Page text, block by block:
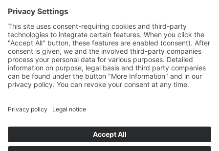
© 2026 Agria-Werke GmbH
Déclaration relative à la protection des données
Conditions Générales de Vente et de Livraison
Déclaration d'accessibilité
Loi sur les données de l'UE